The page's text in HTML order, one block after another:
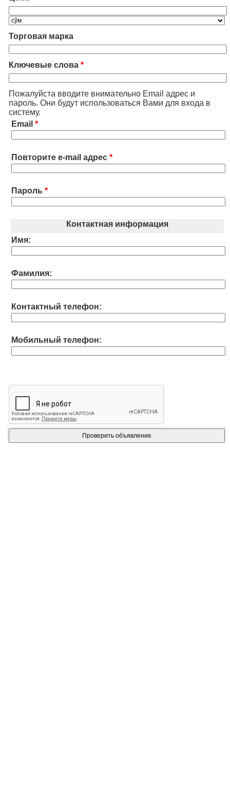
Торговая марка
Ключевые слова *
Пожалуйста вводите внимательно Email адрес и
пароль. Они будут использоваться Вами для входа в
систему.
Email *
Повторите e-mail адрес *
Пароль *
Контактная информация
Имя:
Фамилия:
Контактный телефон:
Мобильный телефон: